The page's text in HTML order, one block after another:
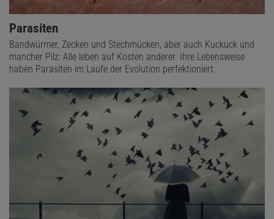
Parasiten
Bandwürmer, Zecken und Stechmücken, aber auch Kuckuck und
mancher Pilz: Alle leben auf Kosten anderer. Ihre Lebensweise
haben Parasiten im Laufe der Evolution perfektioniert.